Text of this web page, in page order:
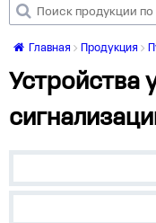
Главная Продукция
Устройства